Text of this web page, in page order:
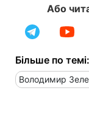
Або
Більше по темі:
Володимир